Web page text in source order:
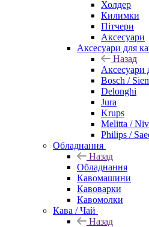
Холдер
Килимки
Пітчери
Аксесуари
Аксесуари для
Назад
Аксесуари
Bosch /
Delonghi
Jura
Krups
Melitta /
Philips /
Обладнання
Назад
Обладнання
Кавомашини
Кавоварки
Кавомолки
Кава / Чай
Назад